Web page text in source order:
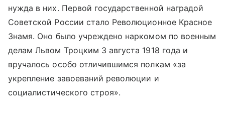
нужда в них. Первой государственной наградой
Советской России стало Революционное Красное
Знамя. Оно было учреждено наркомом по военным
делам Львом Троцким 3 августа 1918 года и
вручалось особо отличившимся полкам «за
укрепление завоеваний революции и
социалистического строя».